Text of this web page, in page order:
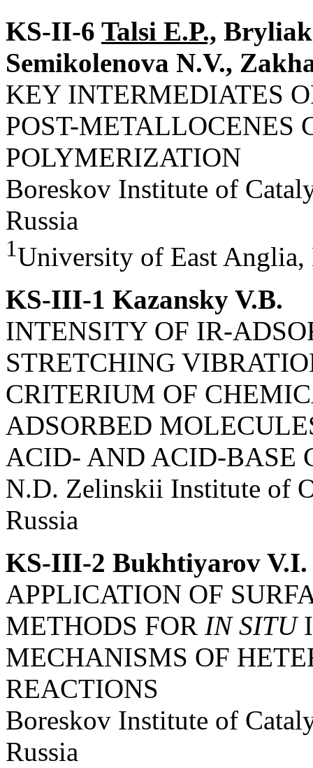
KS-II-6 Talsi E.P.,
Semikolenova N.V.,
KEY INTERMEDIATES
POST-METALLOCENES
POLYMERIZATION
Boreskov Institute of
Russia
1University of East
KS-III-1 Kazansky V.B.
INTENSITY OF IR-
STRETCHING
CRITERIUM OF
ADSORBED
ACID- AND ACID-BASE
N.D. Zelinskii Institute of
Russia
KS-III-2 Bukhtiyarov V.I.
APPLICATION OF
METHODS FOR IN SITU
MECHANISMS OF
REACTIONS
Boreskov Institute of
Russia